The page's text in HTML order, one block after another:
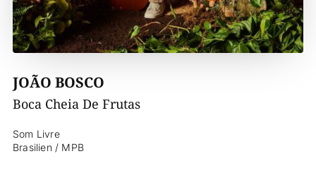
JOÃO BOSCO
Boca Cheia De Frutas
Som Livre
Brasilien / MPB